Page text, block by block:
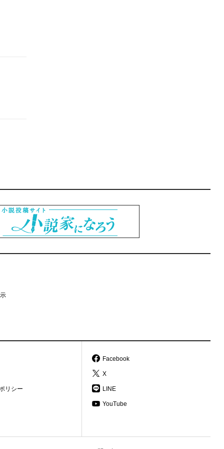
リシー
Facebook
X
LINE
YouTube